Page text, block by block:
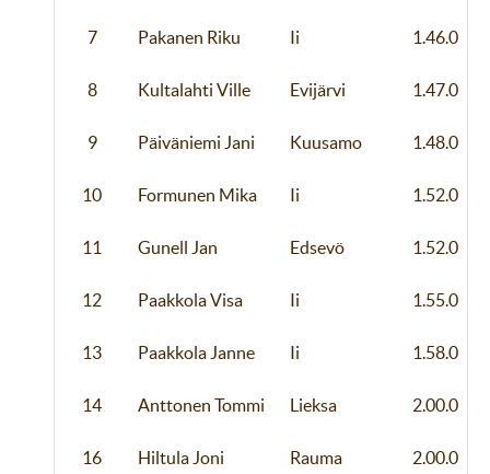
7 Pakanen Riku Ii 1.46.0
8 Kultalahti Ville Evijärvi 1.47.0
9 Päiväniemi Jani Kuusamo 1.48.0
10 Formunen Mika Ii 1.52.0
11 Gunell Jan Edsevö 1.52.0
12 Paakkola Visa Ii 1.55.0
13 Paakkola Janne Ii 1.58.0
14 Anttonen Tommi Lieksa 2.00.0
16 Hiltula Joni Rauma 2.00.0